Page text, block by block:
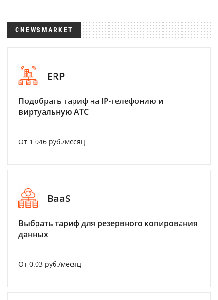
CNEWSMARKET
ERP
Подобрать тариф на IP-телефонию и
виртуальную АТС
От 1 046 руб./месяц
BaaS
Выбрать тариф для резервного копирования
данных
От 0.03 руб./месяц